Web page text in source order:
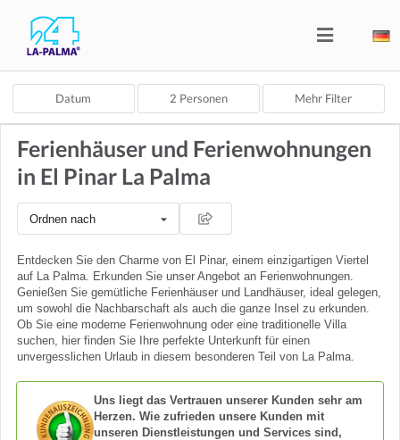
Datum 2 Personen Mehr Filter
Ferienhäuser und Ferienwohnungen
in El Pinar La Palma
Ordnen nach
Entdecken Sie den Charme von El Pinar, einem einzigartigen Viertel
auf La Palma. Erkunden Sie unser Angebot an Ferienwohnungen.
Genießen Sie gemütliche Ferienhäuser und Landhäuser, ideal gelegen,
um sowohl die Nachbarschaft als auch die ganze Insel zu erkunden.
Ob Sie eine moderne Ferienwohnung oder eine traditionelle Villa
suchen, hier finden Sie Ihre perfekte Unterkunft für einen
unvergesslichen Urlaub in diesem besonderen Teil von La Palma.
Uns liegt das Vertrauen unserer Kunden sehr am
Herzen. Wie zufrieden unsere Kunden mit
unseren Dienstleistungen und Services sind,